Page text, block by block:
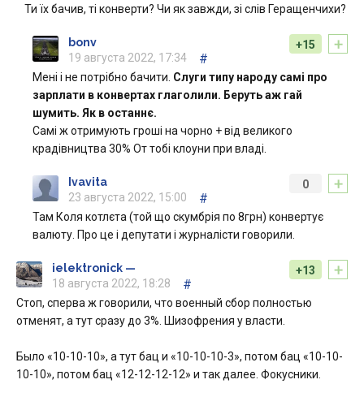
Ти їх бачив, ті конверти? Чи як завжди, зі слів Геращенчихи?
+
+15
bonv
19 августа 2022, 17:34
#
Мені і не потрібно бачити. Слуги типу народу самі про
зарплати в конвертах глаголили. Беруть аж гай
шумить. Як в останнє.
Самі ж отримують гроші на чорно + від великого
крадівництва 30% От тобі клоуни при владі.
+
0
Ivavita
23 августа 2022, 15:00
#
Там Коля котлєта (той що скумбрія по 8грн) конвертує
валюту. Про це і депутати і журналісти говорили.
+
+13
ielektronick —
18 августа 2022, 18:28
#
Стоп, сперва ж говорили, что военный сбор полностью
отменят, а тут сразу до 3%. Шизофрения у власти.
Было «10-10-10», а тут бац и «10-10-10-3», потом бац «10-10-
10-10», потом бац «12-12-12-12» и так далее. Фокусники.